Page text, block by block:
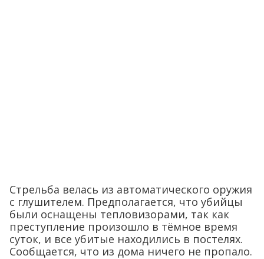
Стрельба велась из автоматического оружия
с глушителем. Предполагается, что убийцы
были оснащены тепловизорами, так как
преступление произошло в тёмное время
суток, и все убитые находились в постелях.
Сообщается, что из дома ничего не пропало.